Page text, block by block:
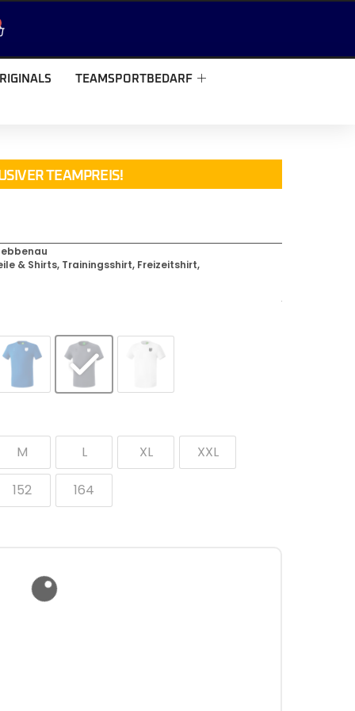
TEAMSPORTBEDARF
TEAMPREIS!
& Shirts, Trainingsshirt, Freizeitshirt,
M L XL XXL
152 164